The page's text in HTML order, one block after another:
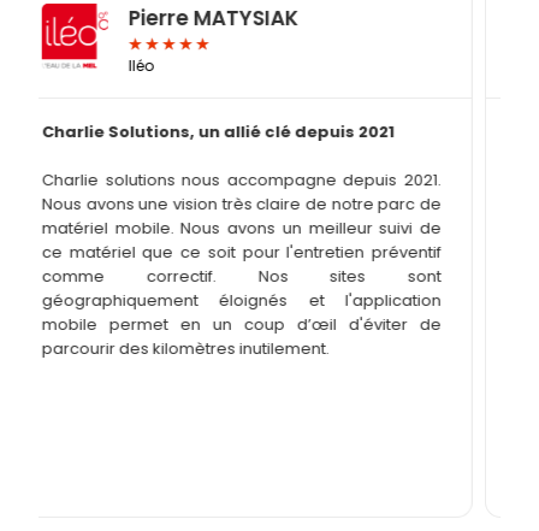
Pierre MATYSIAK
★ ★ ★ ★ ★
Iléo
Charlie Solutions, un allié clé depuis 2021
Charlie solutions nous accompagne depuis 2021.
Nous avons une vision très claire de notre parc de
matériel mobile. Nous avons un meilleur suivi de
ce matériel que ce soit pour l'entretien préventif
comme correctif. Nos sites sont
géographiquement éloignés et l'application
mobile permet en un coup d’œil d'éviter de
parcourir des kilomètres inutilement.